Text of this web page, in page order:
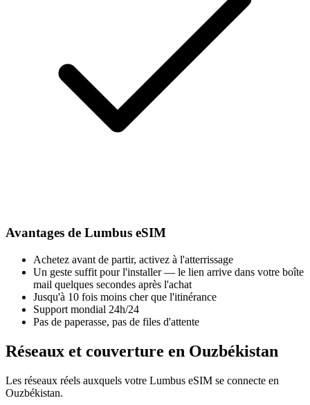
Avantages de Lumbus eSIM
Achetez avant de partir, activez à l'atterrissage
Un geste suffit pour l'installer — le lien arrive dans votre boîte
mail quelques secondes après l'achat
Jusqu'à 10 fois moins cher que l'itinérance
Support mondial 24h/24
Pas de paperasse, pas de files d'attente
Réseaux et couverture en Ouzbékistan
Les réseaux réels auxquels votre Lumbus eSIM se connecte en
Ouzbékistan.